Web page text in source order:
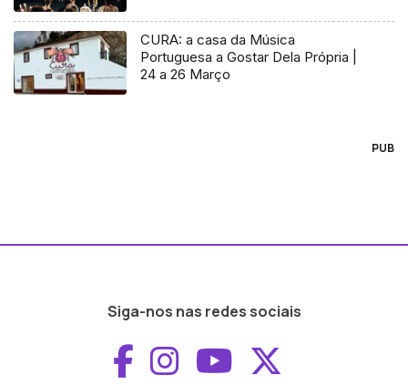
CURA: a casa da Música
Portuguesa a Gostar Dela Própria |
24 a 26 Março
PUB
Siga-nos nas redes sociais
Aceder ao
Aceder ao
Aceder ao